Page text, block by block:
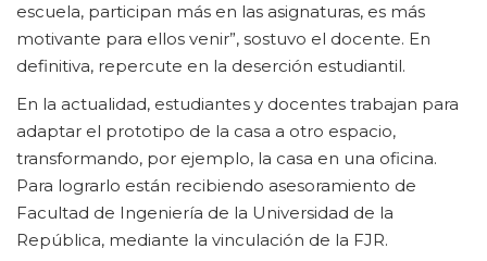
escuela, participan más en las asignaturas, es más
motivante para ellos venir”, sostuvo el docente. En
definitiva, repercute en la deserción estudiantil.
En la actualidad, estudiantes y docentes trabajan para
adaptar el prototipo de la casa a otro espacio,
transformando, por ejemplo, la casa en una oficina.
Para lograrlo están recibiendo asesoramiento de
Facultad de Ingeniería de la Universidad de la
República, mediante la vinculación de la FJR.